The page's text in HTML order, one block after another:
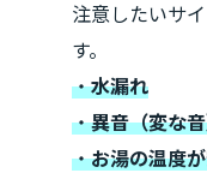
注意したいサ
す。
・水漏れ
・異音（変な
・お湯の温度